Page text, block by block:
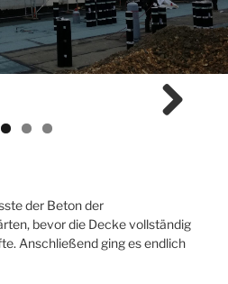
der Beton der
bevor die Decke vollständig
Anschließend ging es endlich